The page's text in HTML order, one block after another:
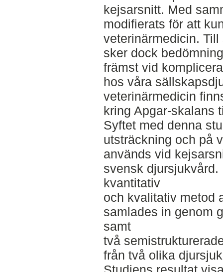
kejsarsnitt. Med
modifierats för att
veterinärmedicin.
sker dock
främst vid
hos våra
veterinärmedicin
kring Apgar-skalans
Syftet med denna
utsträckning och på
används vid
svensk
kvantitativ
och kvalitativ metod
samlades in genom
samt
två
från två olika